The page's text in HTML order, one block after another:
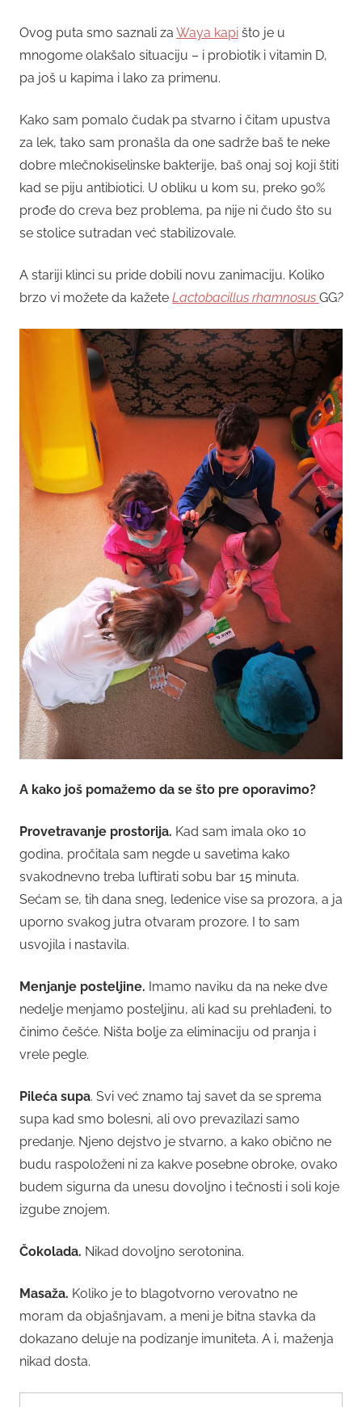
Ovog puta smo saznali za Waya kapi što je u
mnogome olakšalo situaciju – i probiotik i vitamin D,
pa još u kapima i lako za primenu.
Kako sam pomalo čudak pa stvarno i čitam upustva
za lek, tako sam pronašla da one sadrže baš te neke
dobre mlečnokiselinske bakterije, baš onaj soj koji štiti
kad se piju antibiotici. U obliku u kom su, preko 90%
prođe do creva bez problema, pa nije ni čudo što su
se stolice sutradan već stabilizovale.
A stariji klinci su pride dobili novu zanimaciju. Koliko
brzo vi možete da kažete Lactobacillus rhamnosus GG?
A kako još pomažemo da se što pre oporavimo?
Provetravanje prostorija. Kad sam imala oko 10
godina, pročitala sam negde u savetima kako
svakodnevno treba luftirati sobu bar 15 minuta.
Sećam se, tih dana sneg, ledenice vise sa prozora, a ja
uporno svakog jutra otvaram prozore. I to sam
usvojila i nastavila.
Menjanje posteljine. Imamo naviku da na neke dve
nedelje menjamo posteljinu, ali kad su prehlađeni, to
činimo češće. Ništa bolje za eliminaciju od pranja i
vrele pegle.
Pileća supa. Svi već znamo taj savet da se sprema
supa kad smo bolesni, ali ovo prevazilazi samo
predanje. Njeno dejstvo je stvarno, a kako obično ne
budu raspoloženi ni za kakve posebne obroke, ovako
budem sigurna da unesu dovoljno i tečnosti i soli koje
izgube znojem.
Čokolada. Nikad dovoljno serotonina.
Masaža. Koliko je to blagotvorno verovatno ne
moram da objašnjavam, a meni je bitna stavka da
dokazano deluje na podizanje imuniteta. A i, maženja
nikad dosta.